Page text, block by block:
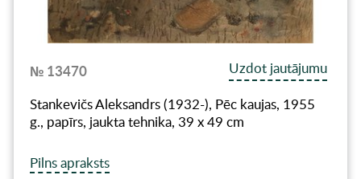
№ 13470
Uzdot jautājumu
Stankevičs Aleksandrs (1932-), Pēc kaujas, 1955
g., papīrs, jaukta tehnika, 39 x 49 cm
Pilns apraksts